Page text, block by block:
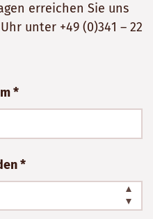
erreichen Sie uns
unter +49 (0)341 – 22
*
*